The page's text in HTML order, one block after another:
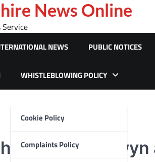
News Online
NEWS PUBLIC NOTICES
WHISTLEBLOWING POLICY
Cookie Policy
Complaints Policy